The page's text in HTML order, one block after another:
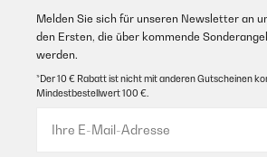
Melden Sie sich für unseren Newsletter an
den Ersten, die über kommende
werden.
*Der 10 € Rabatt ist nicht mit anderen Gutscheinen
Mindestbestellwert 100 €.